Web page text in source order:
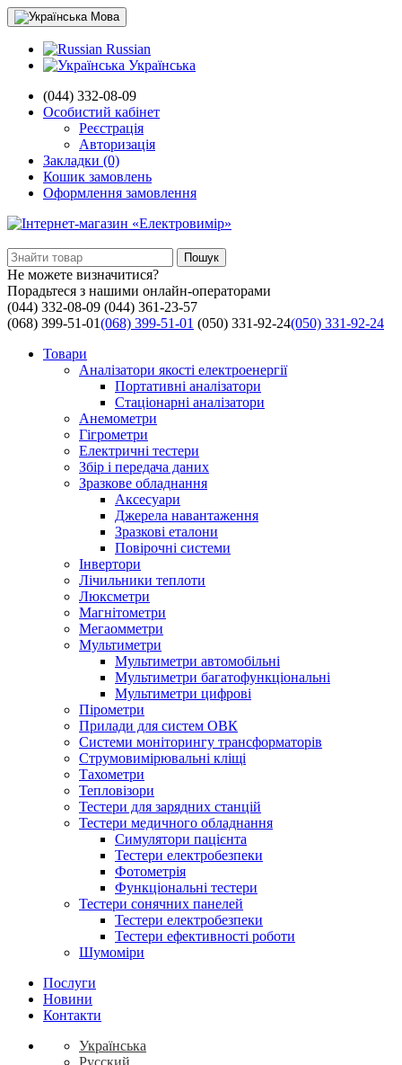
Мова
Russian
Українська
(044) 332-08-09
Особистий кабінет
Реєстрація
Авторизація
Закладки (0)
Кошик замовлень
Оформлення замовлення
Пошук
Не можете визначитися?
Порадьтеся з нашими онлайн-операторами
(044) 332-08-09 (044) 361-23-57
(068) 399-51-01(068) 399-51-01 (050) 331-92-24(050) 331-92-24
Товари
Аналізатори якості електроенергії
Портативні аналізатори
Стаціонарні аналізатори
Анемометри
Гігрометри
Електричні тестери
Збір і передача даних
Зразкове обладнання
Аксесуари
Джерела навантаження
Зразкові еталони
Повірочні системи
Інвертори
Лічильники теплоти
Люксметри
Магнітометри
Мегаомметри
Мультиметри
Мультиметри автомобільні
Мультиметри багатофункціональні
Мультиметри цифрові
Пірометри
Прилади для систем ОВК
Системи моніторингу трансформаторів
Струмовимірювальні кліщі
Тахометри
Тепловізори
Тестери для зарядних станцій
Тестери медичного обладнання
Симулятори пацієнта
Тестери електробезпеки
Фотометрія
Функціональні тестери
Тестери сонячних панелей
Тестери електробезпеки
Тестери ефективності роботи
Шумоміри
Послуги
Новини
Контакти
Українська
Русский